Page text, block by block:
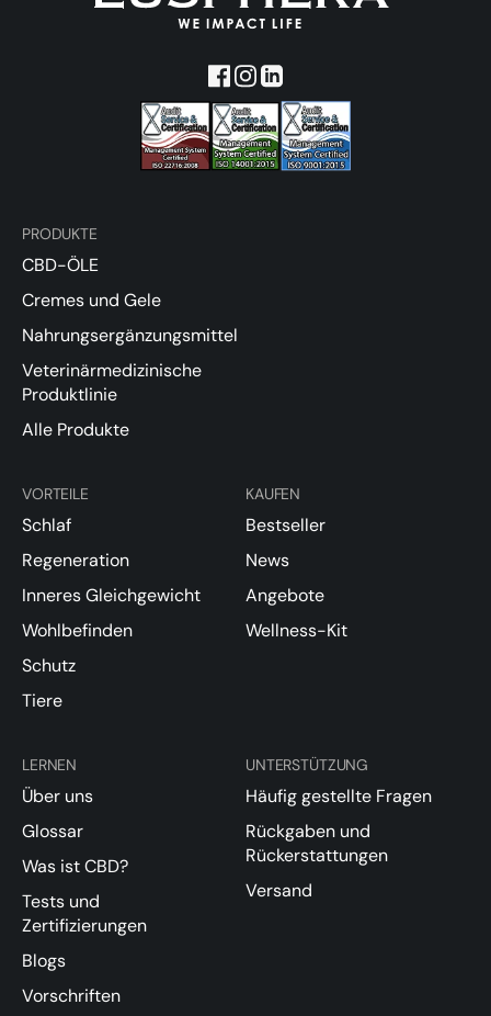
PRODUKTE
CBD-ÖLE
Cremes und Gele
Nahrungsergänzungsmittel
Veterinärmedizinische
Produktlinie
Alle Produkte
VORTEILE
Schlaf
Regeneration
Inneres Gleichgewicht
Wohlbefinden
Schutz
Tiere
KAUFEN
Bestseller
News
Angebote
Wellness-Kit
LERNEN
Über uns
Glossar
Was ist CBD?
Tests und
Zertifizierungen
Blogs
Vorschriften
UNTERSTÜTZUNG
Häufig gestellte Fragen
Rückgaben und
Rückerstattungen
Versand